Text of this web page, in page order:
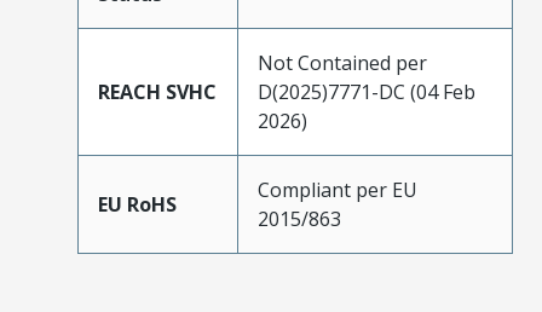
REACH SVHC
Not Contained per
D(2025)7771-DC (04 Feb
2026)
EU RoHS
Compliant per EU
2015/863